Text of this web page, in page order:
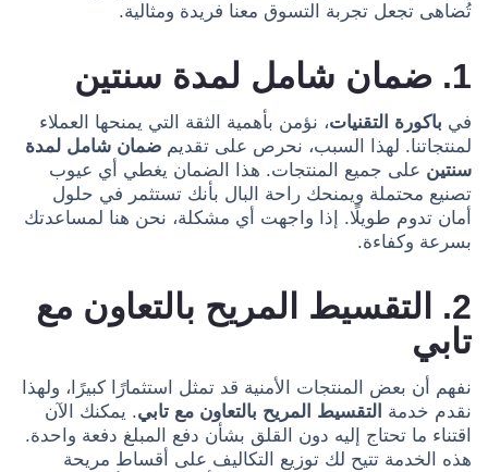
تُضاهى تجعل تجربة التسوق معنا فريدة ومثالية.
1. ضمان شامل لمدة سنتين
في باكورة التقنيات، نؤمن بأهمية الثقة التي يمنحها العملاء
لمنتجاتنا. لهذا السبب، نحرص على تقديم ضمان شامل لمدة
سنتين على جميع المنتجات. هذا الضمان يغطي أي عيوب
تصنيع محتملة ويمنحك راحة البال بأنك تستثمر في حلول
أمان تدوم طويلًا. إذا واجهت أي مشكلة، نحن هنا لمساعدتك
بسرعة وكفاءة.
2. التقسيط المريح بالتعاون مع
تابي
نفهم أن بعض المنتجات الأمنية قد تمثل استثمارًا كبيرًا، ولهذا
نقدم خدمة التقسيط المريح بالتعاون مع تابي. يمكنك الآن
اقتناء ما تحتاج إليه دون القلق بشأن دفع المبلغ دفعة واحدة.
هذه الخدمة تتيح لك توزيع التكاليف على أقساط مريحة